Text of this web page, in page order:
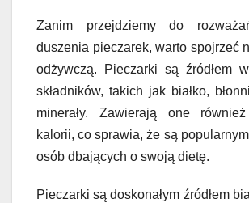
Zanim przejdziemy do
duszenia pieczarek, warto spojrzeć
odżywczą. Pieczarki są źródłem
składników, takich jak białko,
minerały. Zawierają one
kalorii, co sprawia, że są
osób dbających o swoją dietę.
Pieczarki są doskonałym źródłem